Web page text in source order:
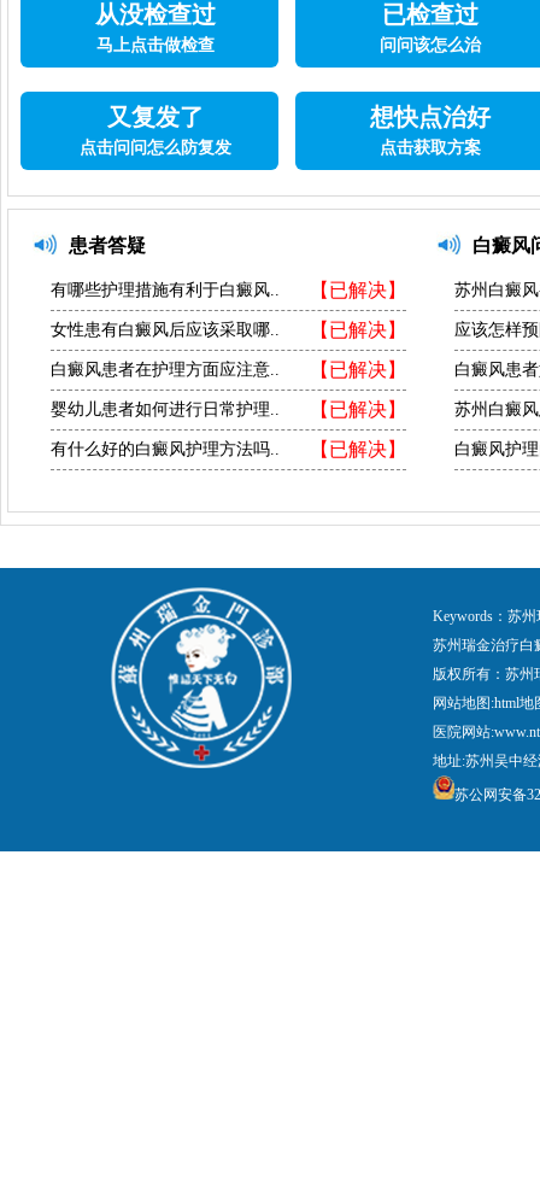
从没检查过
马上点击做检查
已检查过
问问该怎么治
又复发了
点击问问怎么防复发
想快点治好
点击获取方案
患者答疑
【已解决】
有哪些护理措施有利于白癜风..
【已解决】
女性患有白癜风后应该采取哪..
【已解决】
白癜风患者在护理方面应注意..
【已解决】
婴幼儿患者如何进行日常护理..
【已解决】
有什么好的白癜风护理方法吗..
白癜风
苏州白癜
应该怎样
白癜风患
苏州白癜
白癜风护
Keywords：苏
苏州瑞金治疗白
版权所有：苏
网站地图:html地
医院网站
地址:苏州吴中
苏公网安备